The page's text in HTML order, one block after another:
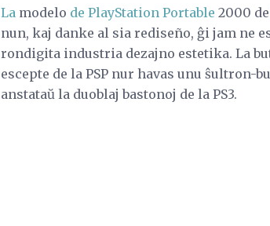
La modelo de PlayStation Portable 2000 de
nun, kaj danke al sia rediseño, ĝi jam ne
rondigita industria dezajno estetika. La
escepte de la PSP nur havas unu
anstataŭ la duoblaj bastonoj de la PS3.